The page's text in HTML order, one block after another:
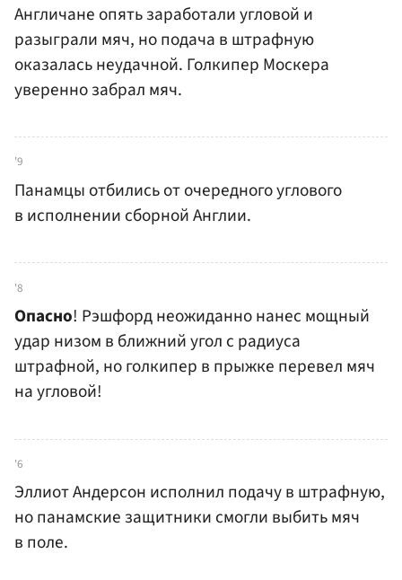
Англичане опять заработали угловой и
разыграли мяч, но подача в штрафную
оказалась неудачной. Голкипер Москера
уверенно забрал мяч.
'9
Панамцы отбились от очередного углового
в исполнении сборной Англии.
'8
Опасно! Рэшфорд неожиданно нанес мощный
удар низом в ближний угол с радиуса
штрафной, но голкипер в прыжке перевел мяч
на угловой!
'6
Эллиот Андерсон исполнил подачу в штрафную,
но панамские защитники смогли выбить мяч
в поле.